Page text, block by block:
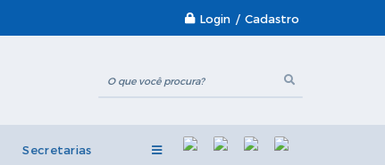
Login / Cadastro
Secretarias